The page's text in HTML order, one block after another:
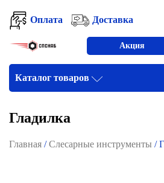
Оплата Доставка
Акция
Каталог товаров
Гладилка
Главная /Слесарные инструменты /